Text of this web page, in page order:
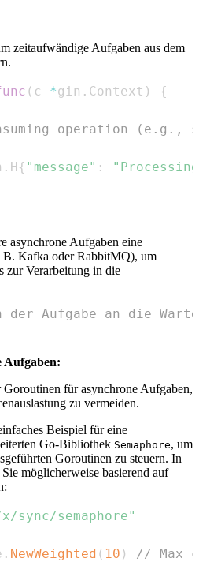
zeitaufwändige Aufgaben aus dem
( c *gin . Context )
{
operation
. H{ "message" :
asynchrone Aufgaben eine
B. Kafka oder RabbitMQ), um
zur Verarbeitung in die
Aufgabe an die
Aufgaben:
für asynchrone Aufgaben,
zu vermeiden.
Beispiel für eine
Go-Bibliothek Semaphore, um
Goroutinen zu steuern. In
möglicherweise basierend auf
sync/semaphore"
. NewWeighted ( 10 ) // Max